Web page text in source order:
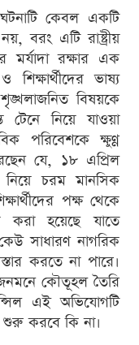
কেবল একটি
বরং এটি রাষ্ট্রীয়
মর্যাদা রক্ষার এক
ভাষ্য
বিষয়কে
টেনে নিয়ে যাওয়া
পরিবেশকে ক্ষুণ্ণ
যে, ১৮ এপ্রিল
চরম মানসিক
পক্ষ থেকে
করা হয়েছে যাতে
সাধারণ নাগরিক
করতে না পারে।
কৌতূহল তৈরি
এই অভিযোগটি
করবে কি না।